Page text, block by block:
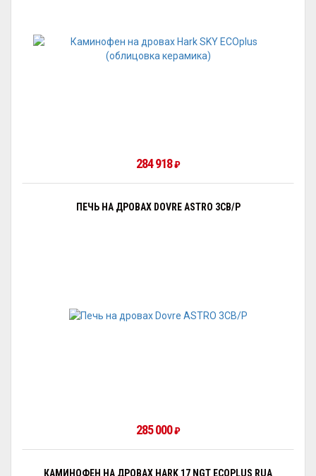
284 918₽
ПЕЧЬ НА ДРОВАХ DOVRE ASTRO 3CB/P
285 000₽
КАМИНОФЕН НА ДРОВАХ HARK 17 NGT ECOPLUS RUA